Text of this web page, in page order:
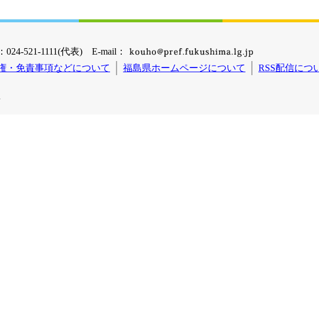
521-1111(代表) E-mail：
・免責事項などについて 福島県ホームページについて
RSS配信につ